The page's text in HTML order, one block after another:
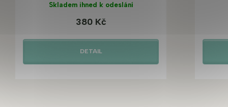
Skladem ihned k odeslání
380 Kč
DETAIL